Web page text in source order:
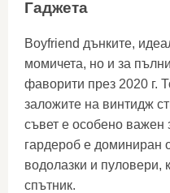
Гаджета
Boyfriend дънките,
момичета, но и за
фаворити през 2020 г.
заложите на винтидж
съвет е особено важен
гардероб е доминиран
водолазки и пуловери,
спътник.